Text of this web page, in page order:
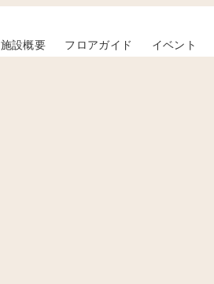
施設概要 フロアガイド イベント